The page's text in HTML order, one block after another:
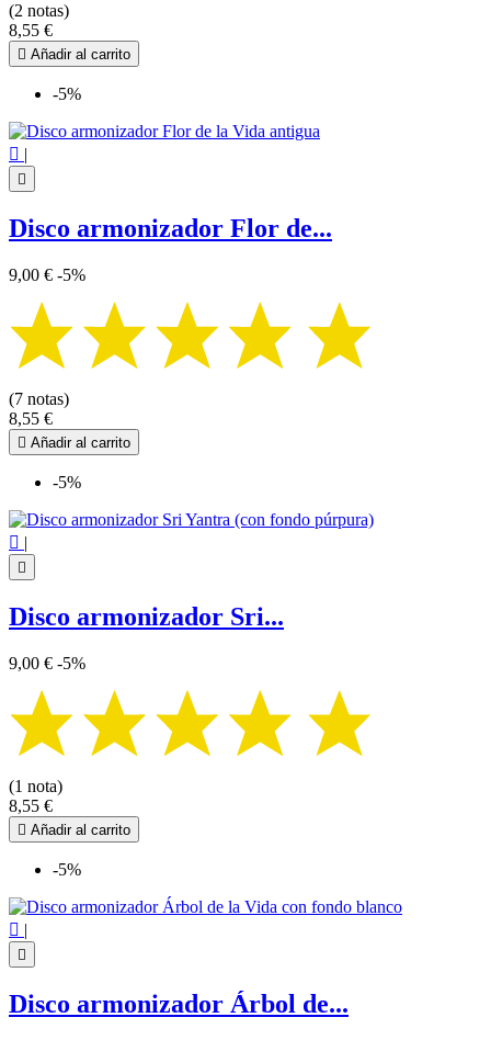
(2 notas)
8,55 €
 Añadir al carrito
-5%
 |

Disco armonizador Flor de...
9,00 € -5%
(7 notas)
8,55 €
 Añadir al carrito
-5%
 |

Disco armonizador Sri...
9,00 € -5%
(1 nota)
8,55 €
 Añadir al carrito
-5%
 |

Disco armonizador Árbol de...